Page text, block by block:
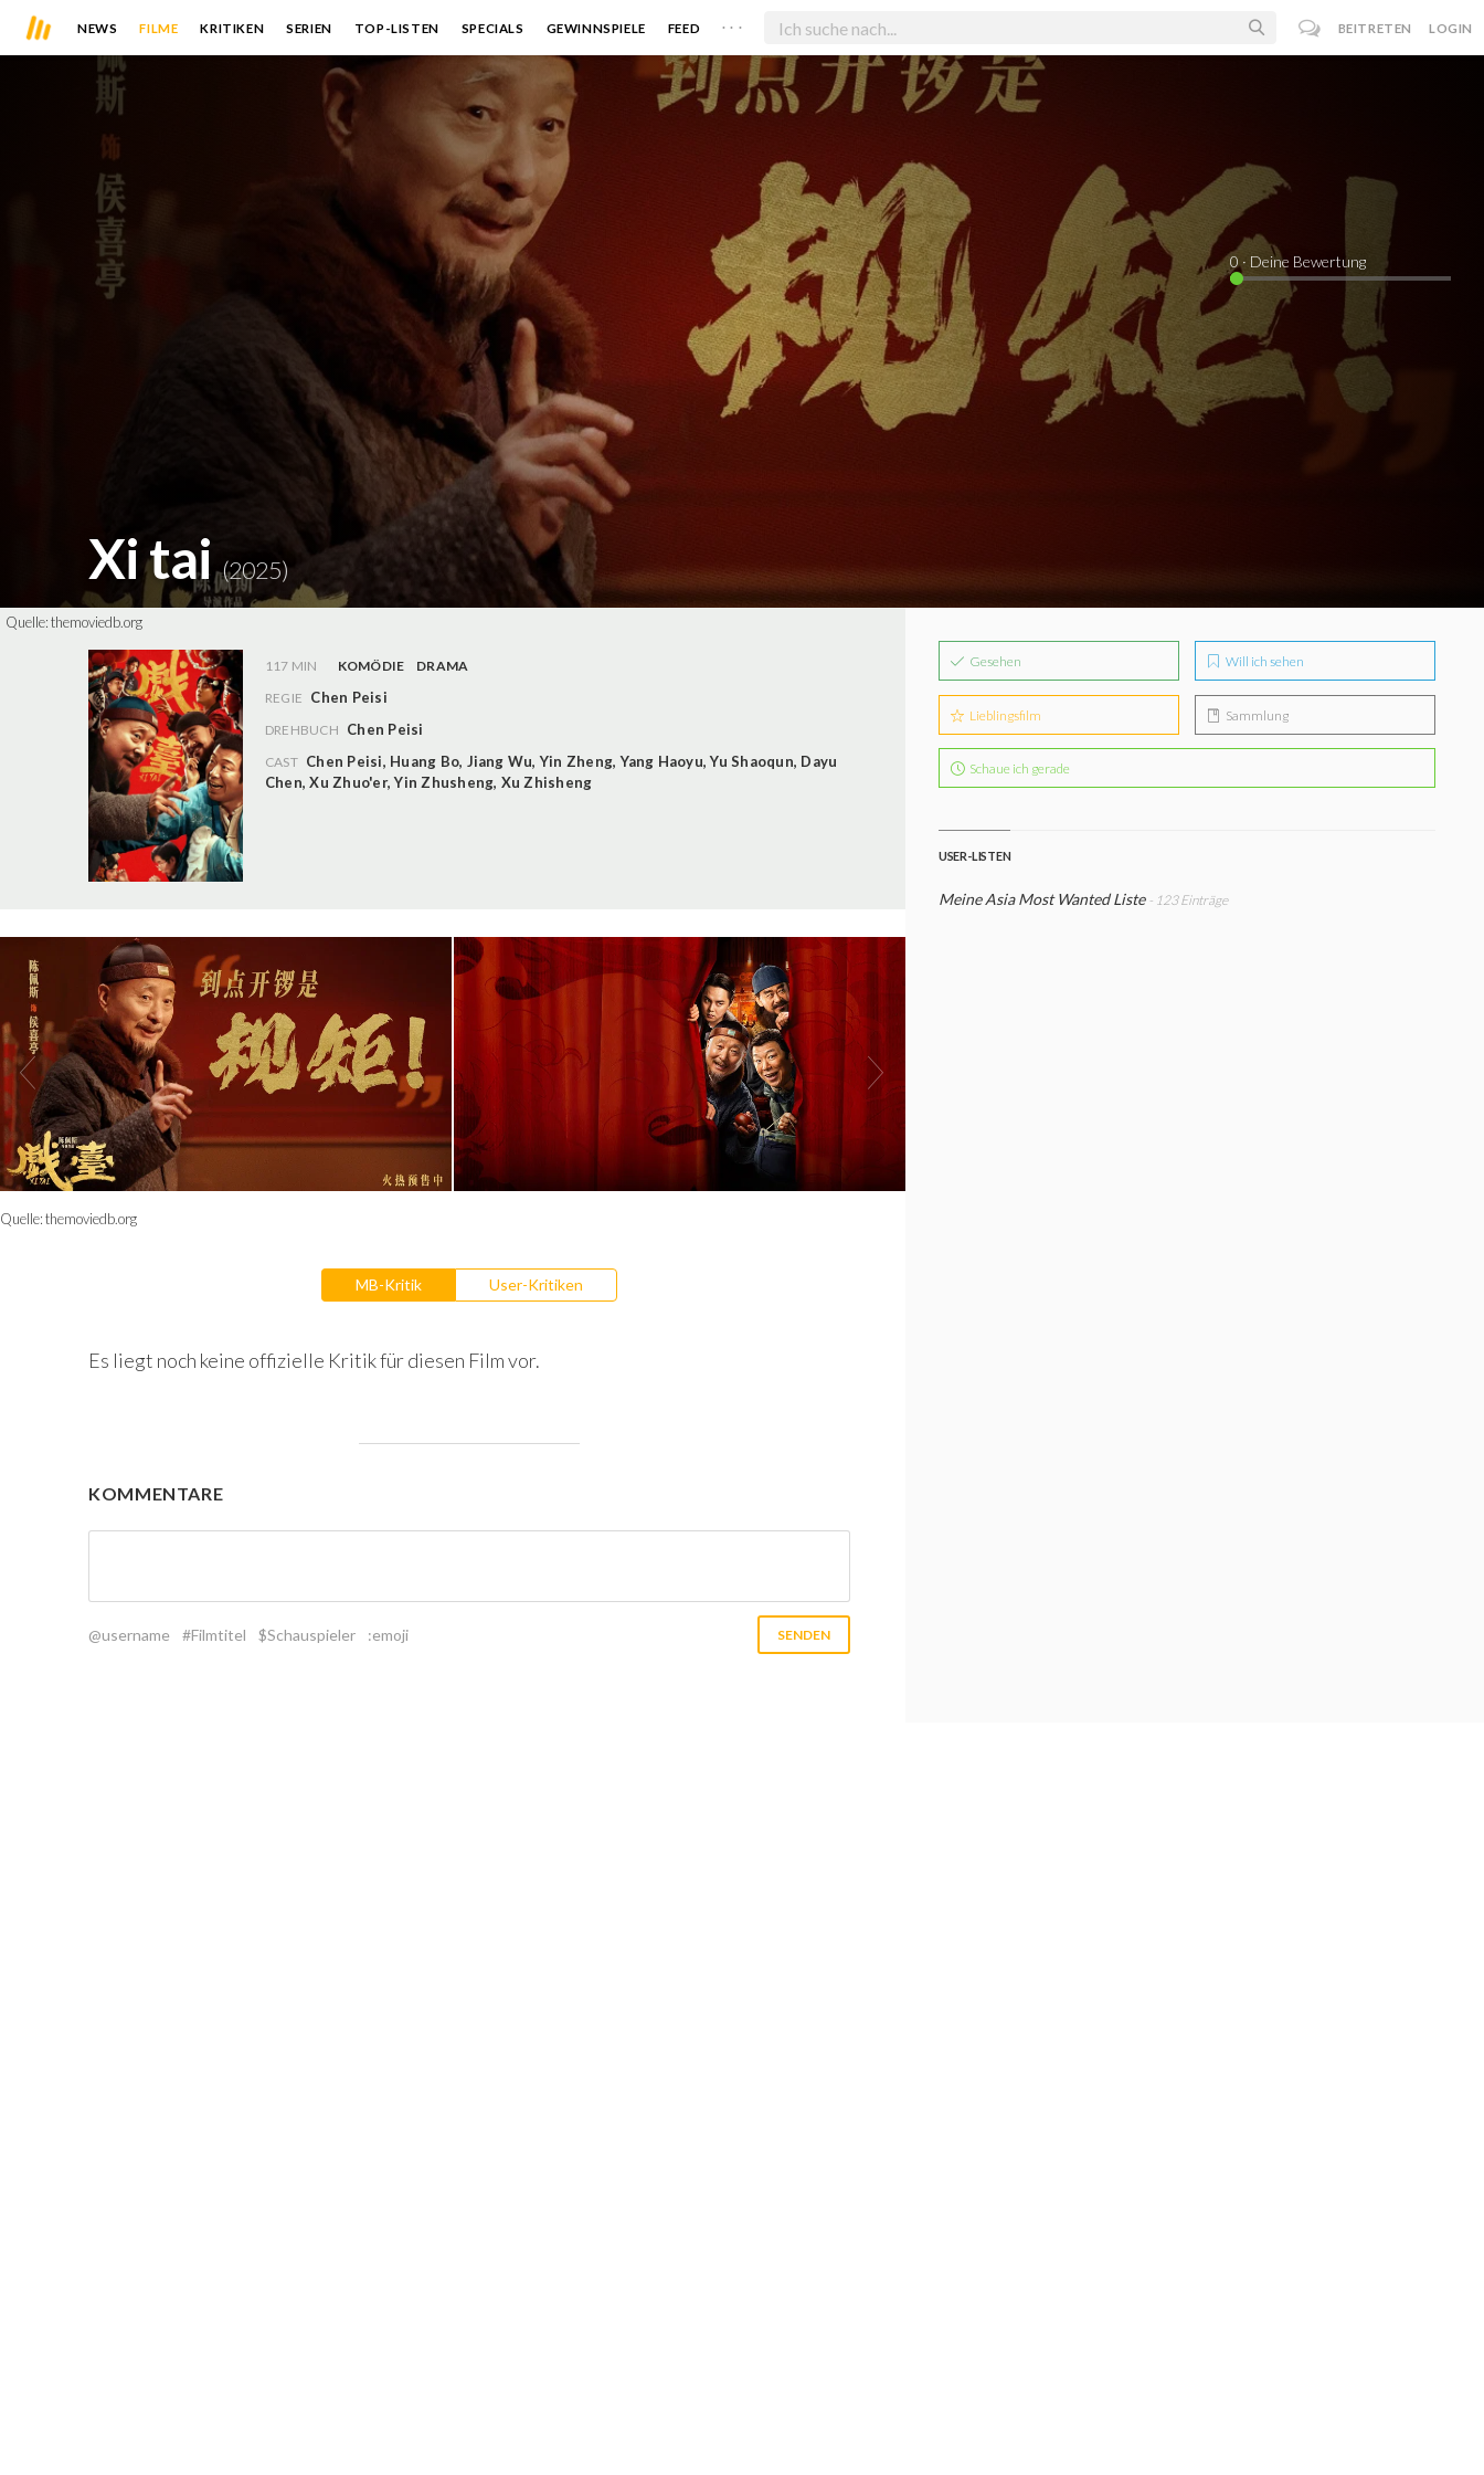
NEWS FILME KRITIKEN SERIEN TOP-LISTEN SPECIALS GEWINNSPIELE FEED . . . BEITRETEN LOGIN
Xi tai(2025)
0 · Deine Bewertung
Quelle:themoviedb.org
117 MIN KOMÖDIE
DRAMA
REGIE Chen Peisi
DREHBUCH Chen Peisi
CAST Chen Peisi, Huang Bo, Jiang Wu,Yin Zheng,Yang Haoyu,Yu Shaoqun, Dayu
Chen,Xu Zhuo'er,Yin Zhusheng, Xu Zhisheng
Quelle:themoviedb.org
MB-Kritik User-Kritiken
Es liegt noch keine offizielle Kritik für diesen Film vor.
KOMMENTARE
@username #Filmtitel $Schauspieler :emoji
Gesehen Will ich sehen
Lieblingsfilm Sammlung
Schaue ich gerade
USER-LISTEN
Meine Asia Most Wanted Liste - 123 Einträge